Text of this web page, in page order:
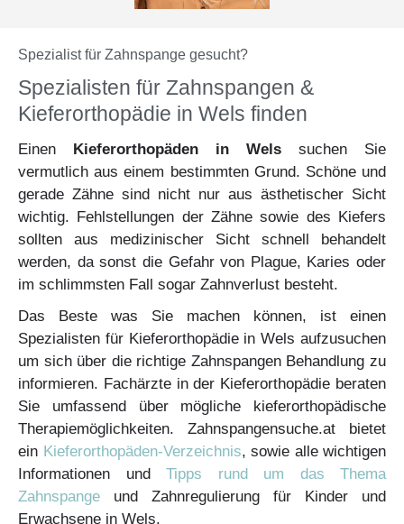
Spezialist für Zahnspange gesucht?
Spezialisten für Zahnspangen &
Kieferorthopädie in Wels finden
Einen Kieferorthopäden in Wels suchen Sie
vermutlich aus einem bestimmten Grund. Schöne und
gerade Zähne sind nicht nur aus ästhetischer Sicht
wichtig. Fehlstellungen der Zähne sowie des Kiefers
sollten aus medizinischer Sicht schnell behandelt
werden, da sonst die Gefahr von Plague, Karies oder
im schlimmsten Fall sogar Zahnverlust besteht.
Das Beste was Sie machen können, ist einen
Spezialisten für Kieferorthopädie in Wels aufzusuchen
um sich über die richtige Zahnspangen Behandlung zu
informieren. Fachärzte in der Kieferorthopädie beraten
Sie umfassend über mögliche kieferorthopädische
Therapiemöglichkeiten. Zahnspangensuche.at bietet
ein Kieferorthopäden-Verzeichnis, sowie alle wichtigen
Informationen und Tipps rund um das Thema
Zahnspange und Zahnregulierung für Kinder und
Erwachsene in Wels.